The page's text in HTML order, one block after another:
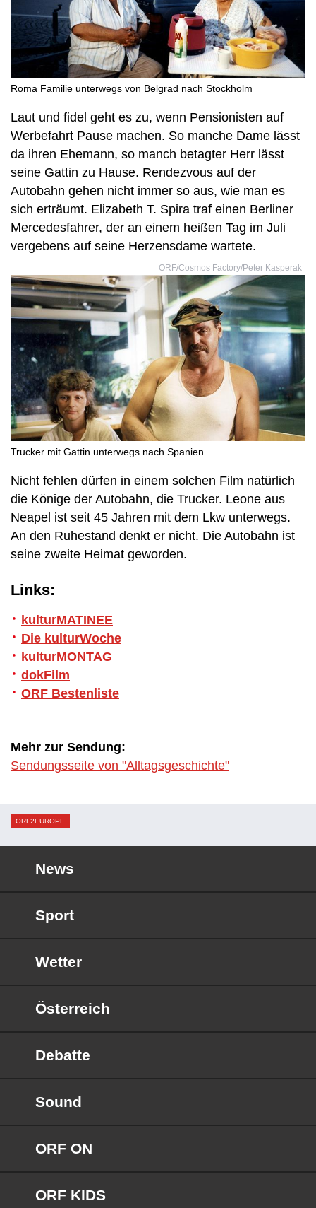
Roma Familie unterwegs von Belgrad nach Stockholm
Laut und fidel geht es zu, wenn Pensionisten auf
Werbefahrt Pause machen. So manche Dame lässt
da ihren Ehemann, so manch betagter Herr lässt
seine Gattin zu Hause. Rendezvous auf der
Autobahn gehen nicht immer so aus, wie man es
sich erträumt. Elizabeth T. Spira traf einen Berliner
Mercedesfahrer, der an einem heißen Tag im Juli
vergebens auf seine Herzensdame wartete.
ORF/Cosmos Factory/Peter Kasperak
Trucker mit Gattin unterwegs nach Spanien
Nicht fehlen dürfen in einem solchen Film natürlich
die Könige der Autobahn, die Trucker. Leone aus
Neapel ist seit 45 Jahren mit dem Lkw unterwegs.
An den Ruhestand denkt er nicht. Die Autobahn ist
seine zweite Heimat geworden.
Links:
kulturMATINEE
Die kulturWoche
kulturMONTAG
dokFilm
ORF Bestenliste
Mehr zur Sendung:
Sendungsseite von "Alltagsgeschichte"
ORF2EUROPE
News
Sport
Wetter
Österreich
Debatte
Sound
ORF ON
ORF KIDS